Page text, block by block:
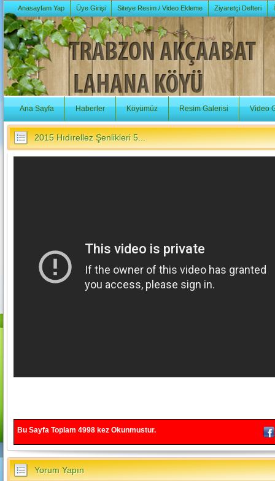
Anasayfam Yap Üye Girişi Siteye Resim / Video Ekleme Ziyaretçi Defteri
Ana Sayfa Haberler Köyümüz Resim Galerisi Video
2015 Hıdırellez Şenlikleri 5...
Bu Sayfa Toplam 4998kez Okunmustur.
Yorum Yapın